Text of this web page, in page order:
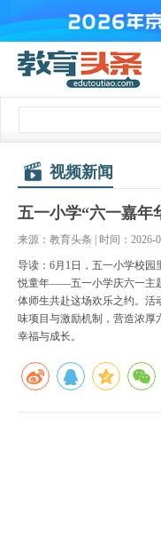
视频新闻
五一小学“六一嘉年
来源：教育头条 | 时间：2026-
导读：6月1日，五一小学校园
悦童年——五一小学庆六一主
体师生共赴这场欢乐之约。活
味项目与激励机制，营造浓厚
幸福与成长。